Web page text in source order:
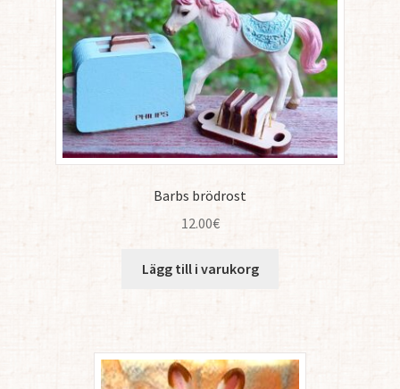
Barbs brödrost
12.00€
Lägg till i varukorg